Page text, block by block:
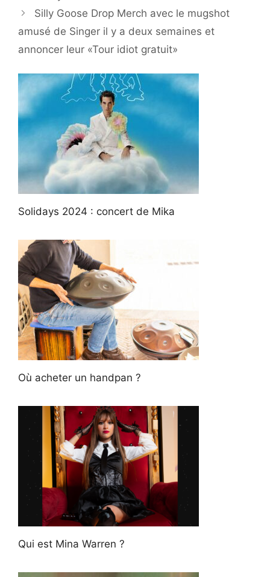
Silly Goose Drop Merch avec le mugshot
amusé de Singer il y a deux semaines et
annoncer leur «Tour idiot gratuit»
Solidays 2024 : concert de Mika
Où acheter un handpan ?
Qui est Mina Warren ?